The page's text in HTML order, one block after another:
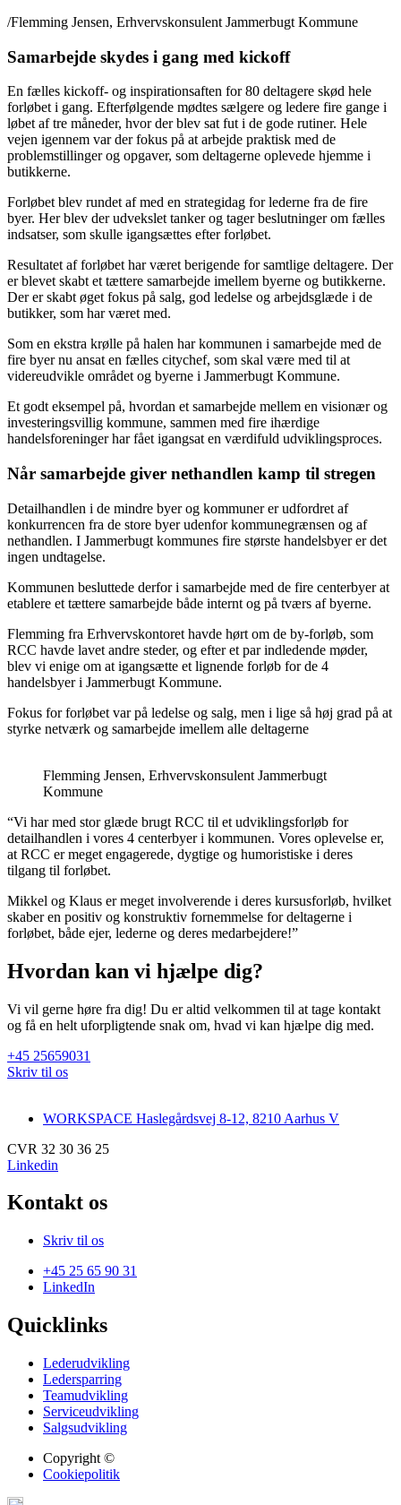
/Flemming Jensen, Erhvervskonsulent Jammerbugt Kommune
Samarbejde skydes i gang med kickoff
En fælles kickoff- og inspirationsaften for 80 deltagere skød hele
forløbet i gang. Efterfølgende mødtes sælgere og ledere fire gange i
løbet af tre måneder, hvor der blev sat fut i de gode rutiner. Hele
vejen igennem var der fokus på at arbejde praktisk med de
problemstillinger og opgaver, som deltagerne oplevede hjemme i
butikkerne.
Forløbet blev rundet af med en strategidag for lederne fra de fire
byer. Her blev der udvekslet tanker og tager beslutninger om fælles
indsatser, som skulle igangsættes efter forløbet.
Resultatet af forløbet har været berigende for samtlige deltagere. Der
er blevet skabt et tættere samarbejde imellem byerne og butikkerne.
Der er skabt øget fokus på salg, god ledelse og arbejdsglæde i de
butikker, som har været med.
Som en ekstra krølle på halen har kommunen i samarbejde med de
fire byer nu ansat en fælles citychef, som skal være med til at
videreudvikle området og byerne i Jammerbugt Kommune.
Et godt eksempel på, hvordan et samarbejde mellem en visionær og
investeringsvillig kommune, sammen med fire ihærdige
handelsforeninger har fået igangsat en værdifuld udviklingsproces.
Når samarbejde giver nethandlen kamp til stregen
Detailhandlen i de mindre byer og kommuner er udfordret af
konkurrencen fra de store byer udenfor kommunegrænsen og af
nethandlen. I Jammerbugt kommunes fire største handelsbyer er det
ingen undtagelse.
Kommunen besluttede derfor i samarbejde med de fire centerbyer at
etablere et tættere samarbejde både internt og på tværs af byerne.
Flemming fra Erhvervskontoret havde hørt om de by-forløb, som
RCC havde lavet andre steder, og efter et par indledende møder,
blev vi enige om at igangsætte et lignende forløb for de 4
handelsbyer i Jammerbugt Kommune.
Fokus for forløbet var på ledelse og salg, men i lige så høj grad på at
styrke netværk og samarbejde imellem alle deltagerne
Flemming Jensen, Erhvervskonsulent Jammerbugt
Kommune
“Vi har med stor glæde brugt RCC til et udviklingsforløb for
detailhandlen i vores 4 centerbyer i kommunen. Vores oplevelse er,
at RCC er meget engagerede, dygtige og humoristiske i deres
tilgang til forløbet.
Mikkel og Klaus er meget involverende i deres kursusforløb, hvilket
skaber en positiv og konstruktiv fornemmelse for deltagerne i
forløbet, både ejer, lederne og deres medarbejdere!”
Hvordan kan vi hjælpe dig?
Vi vil gerne høre fra dig! Du er altid velkommen til at tage kontakt
og få en helt uforpligtende snak om, hvad vi kan hjælpe dig med.
+45 25659031
Skriv til os
WORKSPACE Haslegårdsvej 8-12, 8210 Aarhus V
CVR 32 30 36 25
Linkedin
Kontakt os
Skriv til os
+45 25 65 90 31
LinkedIn
Quicklinks
Lederudvikling
Ledersparring
Teamudvikling
Serviceudvikling
Salgsudvikling
Copyright ©
Cookiepolitik